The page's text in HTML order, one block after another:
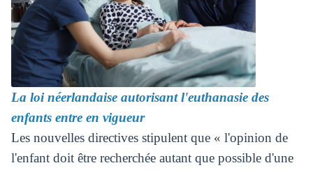
La loi néerlandaise autorisant l'euthanasie des
enfants entre en vigueur
Les nouvelles directives stipulent que « l'opinion de
l'enfant doit être recherchée autant que possible d'une